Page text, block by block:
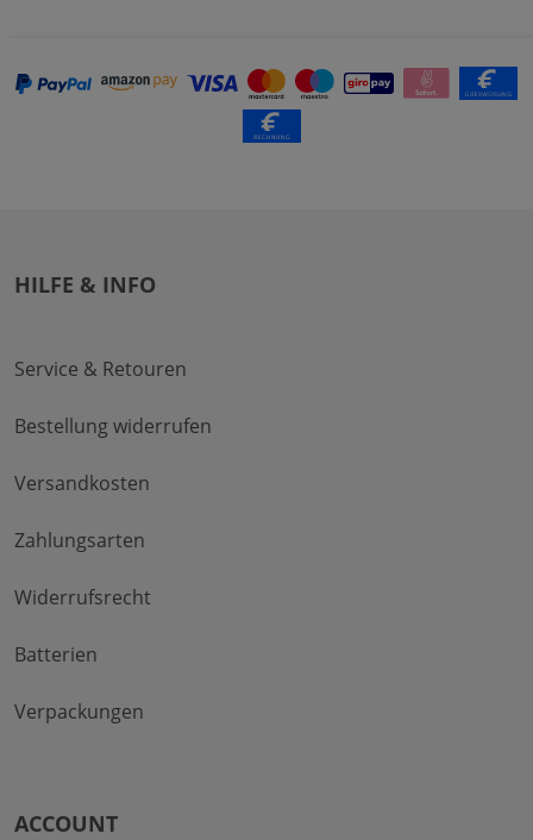
HILFE & INFO
Service & Retouren
Bestellung widerrufen
Versandkosten
Zahlungsarten
Widerrufsrecht
Batterien
Verpackungen
ACCOUNT